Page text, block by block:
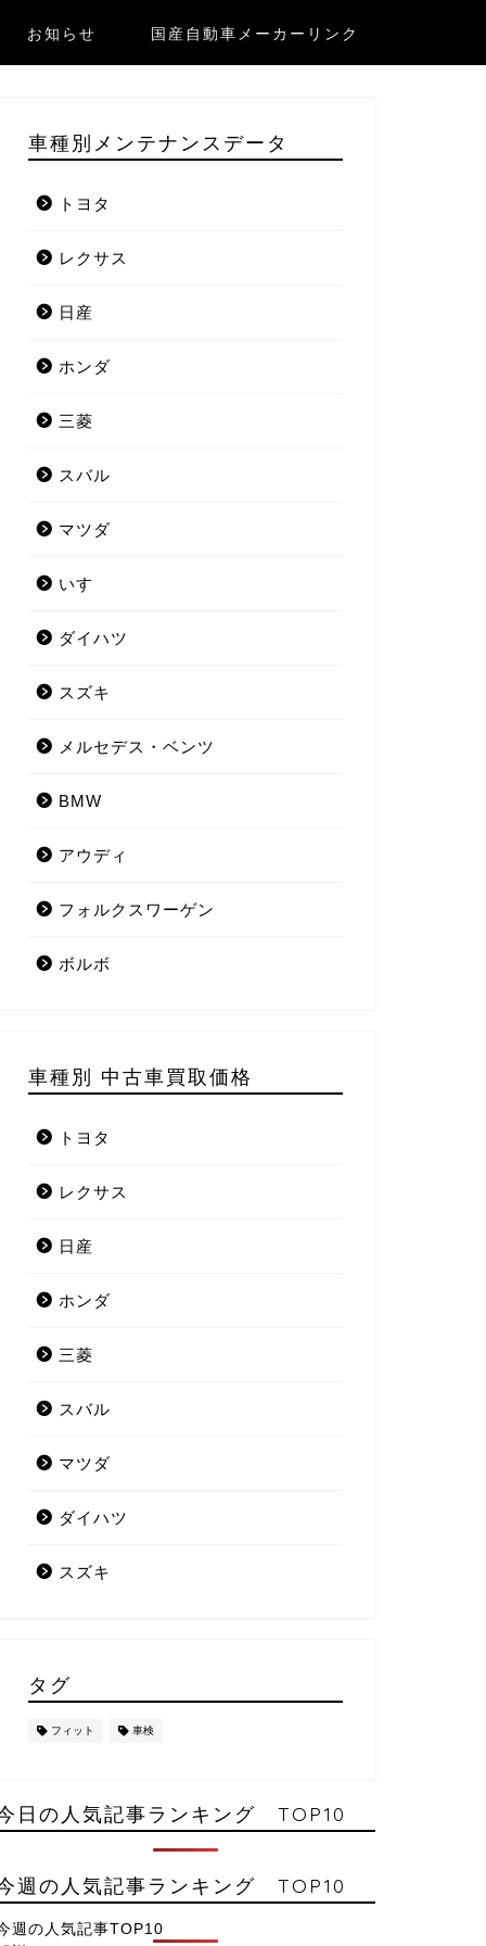
お知らせ 国産自動車メーカーリンク
車種別メンテナンスデータ
トヨタ
レクサス
日産
ホンダ
三菱
スバル
マツダ
いすゞ
ダイハツ
スズキ
メルセデス・ベンツ
BMW
アウディ
フォルクスワーゲン
ボルボ
車種別 中古車買取価格
トヨタ
レクサス
日産
ホンダ
三菱
スバル
マツダ
ダイハツ
スズキ
タグ
フィット 車検
日の人気記事ランキング TOP10
週の人気記事ランキング TOP10
週の人気記事TOP10